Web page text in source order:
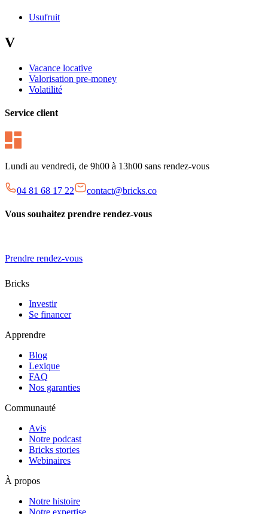
Usufruit
V
Vacance locative
Valorisation pre-money
Volatilité
Service client
Lundi au vendredi, de 9h00 à 13h00 sans rendez-vous
04 81 68 17 22 contact@bricks.co
Vous souhaitez prendre rendez-vous
Prendre rendez-vous
Bricks
Investir
Se financer
Apprendre
Blog
Lexique
FAQ
Nos garanties
Communauté
Avis
Notre podcast
Bricks stories
Webinaires
À propos
Notre histoire
Notre expertise